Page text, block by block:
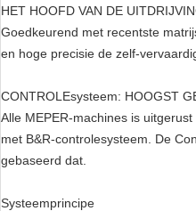
HET HOOFD VAN DE
Goedkeurend met recentste
en hoge precisie de zelf-
CONTROLEsysteem: HOOGST
Alle MEPER-machines is
met B&R-controlesysteem. De
gebaseerd dat.
Systeemprincipe